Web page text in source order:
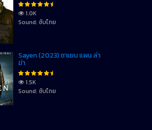
1.0K
Sound: ซับไทย
Sayen (2023) ซาเยน แผน ล่า
ฆ่า
1.5K
Sound: ซับไทย